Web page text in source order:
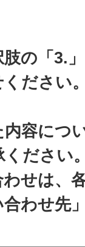
の「3.
ださい
容につ
ください
せは、
わせ先